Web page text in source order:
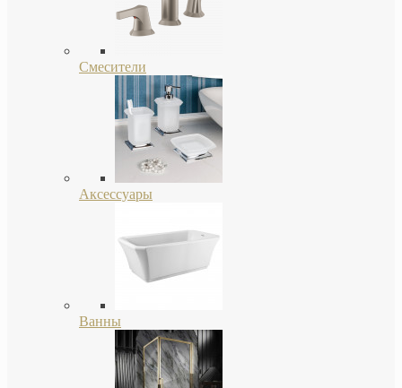
Смесители
Аксессуары
Ванны